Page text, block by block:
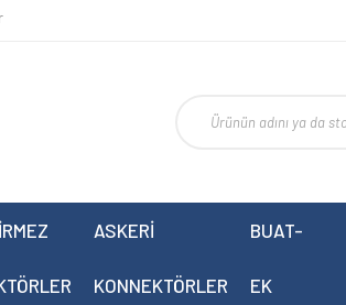
ASKERİ
KONNEKTÖRLER
BUAT-
EK